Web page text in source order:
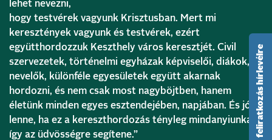
lehet nevezni,
hogy testvérek vagyunk Krisztusban. Mert mi
keresztények vagyunk és testvérek, ezért
együtthordozzuk Keszthely város keresztjét. Civil
szervezetek, történelmi egyházak képviselői, diákok,
nevelők, különféle egyesületek együtt akarnak
hordozni, és nem csak most nagyböjtben, hanem
életünk minden egyes esztendejében, napjában. És jó
lenne, ha ez a kereszthordozás tényleg mindanyiunkat
így az üdvösségre segítene.”
feliratkozás hírlevélre